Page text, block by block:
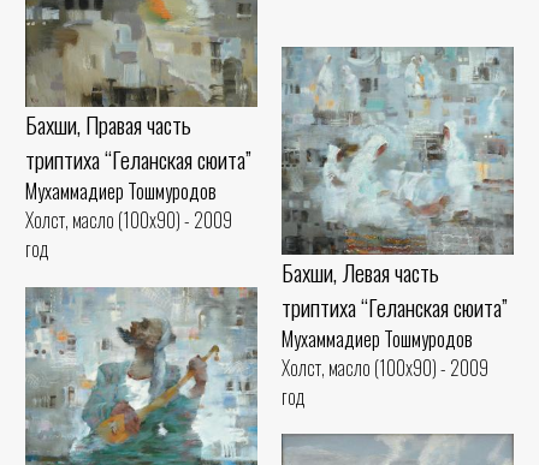
Бахши, Правая часть
триптиха “Геланская сюита”
Мухаммадиер Тошмуродов
Холст, масло (100x90) - 2009
год
Бахши, Левая часть
триптиха “Геланская сюита”
Мухаммадиер Тошмуродов
Холст, масло (100x90) - 2009
год